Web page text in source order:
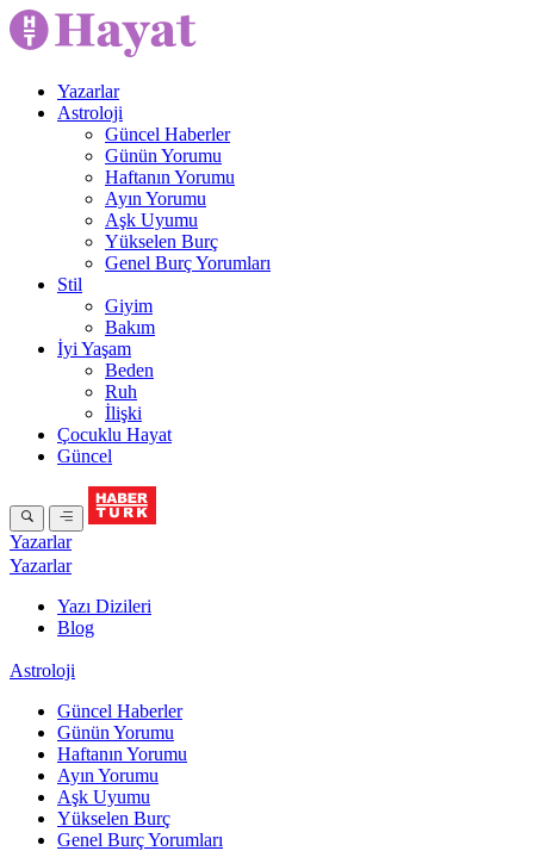
Yazarlar
Astroloji
Güncel Haberler
Günün Yorumu
Haftanın Yorumu
Ayın Yorumu
Aşk Uyumu
Yükselen Burç
Genel Burç Yorumları
Stil
Giyim
Bakım
İyi Yaşam
Beden
Ruh
İlişki
Çocuklu Hayat
Güncel
Yazarlar
Yazarlar
Yazı Dizileri
Blog
Astroloji
Güncel Haberler
Günün Yorumu
Haftanın Yorumu
Ayın Yorumu
Aşk Uyumu
Yükselen Burç
Genel Burç Yorumları